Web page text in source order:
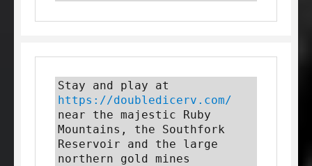
https://doubledicerv.com/
near the majestic Ruby
Mountains, the Southfork
Reservoir and the large
northern gold mines